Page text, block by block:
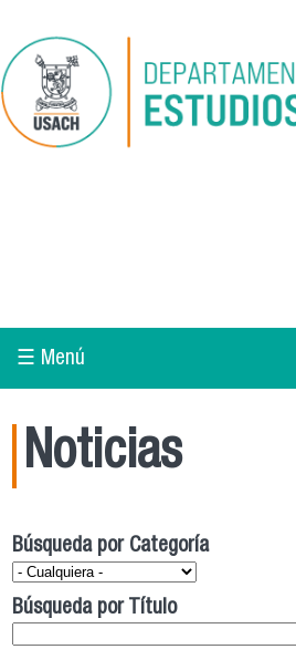
☰ Menú
Noticias
Búsqueda por Categoría
Búsqueda por Título